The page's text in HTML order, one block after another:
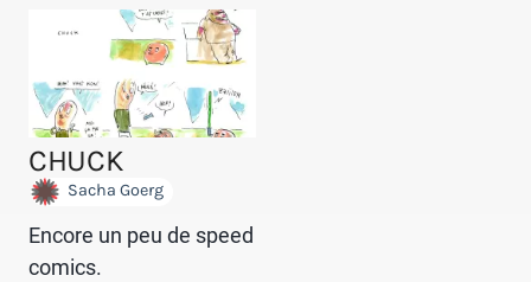
CHUCK
Sacha Goerg
Encore un peu de speed
comics.